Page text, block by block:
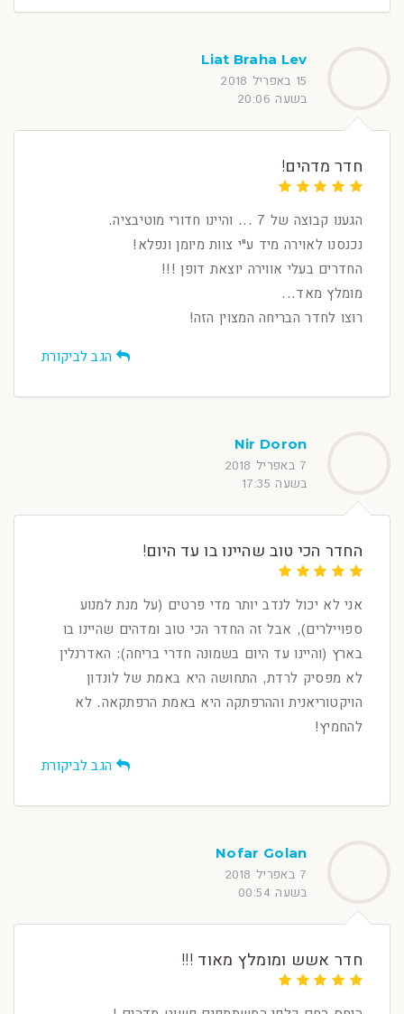
Liat Braha Lev
15 באפריל 2018
בשעה 20:06
חדר מדהים!
הגענו קבוצה של 7 ... והיינו חדורי מוטיבציה.
נכנסנו לאוירה מיד ע"י צוות מיומן ונפלא!
החדרים בעלי אווירה יוצאת דופן !!!
מומלץ מאד...
רוצו לחדר הבריחה המצוין הזה!
הגב לביקורת
Nir Doron
7 באפריל 2018
בשעה 17:35
החדר הכי טוב שהיינו בו עד היום!
אני לא יכול לנדב יותר מדי פרטים (על מנת למנוע
ספויילרים), אבל זה החדר הכי טוב ומדהים שהיינו בו
בארץ (והיינו עד היום בשמונה חדרי בריחה): האדרנלין
לא מפסיק לרדת, התחושה היא באמת של לונדון
הויקטוריאנית וההרפתקה היא באמת הרפתקאה. לא
להחמיץ!
הגב לביקורת
Nofar Golan
7 באפריל 2018
בשעה 00:54
חדר אשש ומומלץ מאוד !!!